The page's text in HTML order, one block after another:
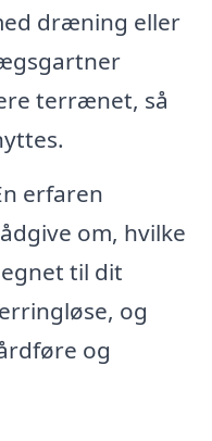
dræning eller
terrænet, så
erfaren
om, hvilke
til dit
og
og